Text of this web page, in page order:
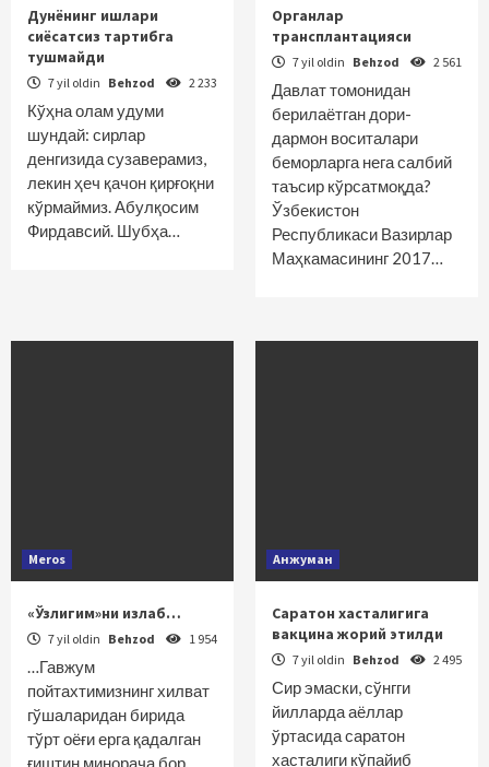
Дунёнинг ишлари
сиёсатсиз тартибга
тушмайди
7 yil oldin Behzod 2 233
Кўҳна олам удуми
шундай: сирлар
денгизида сузаверамиз,
лекин ҳеч қачон қирғоқни
кўрмаймиз. Абулқосим
Фирдавсий. Шубҳа…
Органлар
трансплантацияси
7 yil oldin Behzod 2 561
Давлат томонидан
берилаётган дори-
дармон воситалари
беморларга нега салбий
таъсир кўрсатмоқда?
Ўзбекистон
Республикаси Вазирлар
Маҳкамасининг 2017…
Meros
«Ўзлигим»ни излаб…
7 yil oldin Behzod 1 954
…Гавжум
пойтахтимизнинг хилват
гўшаларидан бирида
тўрт оёғи ерга қадалган
ғиштин минорача бор.
Анжуман
Саратон хасталигига
вакцина жорий этилди
7 yil oldin Behzod 2 495
Сир эмаски, сўнгги
йилларда аёллар
ўртасида саратон
хасталиги кўпайиб